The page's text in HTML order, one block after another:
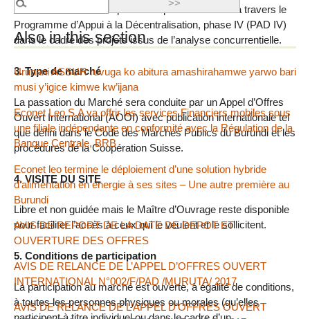
Le marché est financé par la Coopération Suisse à travers le
Programme d’Appui à la Décentralisation, phase IV (PAD IV)
dans le cadre des projets issus de l’analyse concurrentielle.
3. Type de marché
La passation du Marché sera conduite par un Appel d’Offres
Ouvert International (AOOI) avec publication internationale tel
que défini dans le Code des Marchés Publics du Burundi et les
procédures de la Coopération Suisse.
4. VISITE DU SITE
Libre et non guidée mais le Maître d’Ouvrage reste disponible
pour faciliter l’accès à ceux qui le veulent et le sollicitent.
5. Conditions de participation
La participation au marché est ouverte, à égalité de conditions,
à toutes les personnes physiques ou morales (qu’elles
Also in this section
Urunani ASSUR ruvuga ko abitura amashirahamwe yarwo bari
musi y’igice kimwe kw’ijana
Econet Leo S.A va offrir les services Financiers mobiles sous
une filiale indépendante en conformité avec la Régulation de la
Banque Centrale, BRB
Econet leo termine le déploiement d’une solution hybride
d’alimentation en énergie à ses sites – Une autre première au
Burundi
AVIS DE REPORT DE LA DATE DE DEPOT ET
OUVERTURE DES OFFRES
AVIS DE RELANCE DE L’APPEL D’OFFRES OUVERT
INTERNATIONAL N°002/F/PAD /MURUTA/ 2017
AVIS DE RELANCE DE L’APPEL D’OFFRES OUVERT